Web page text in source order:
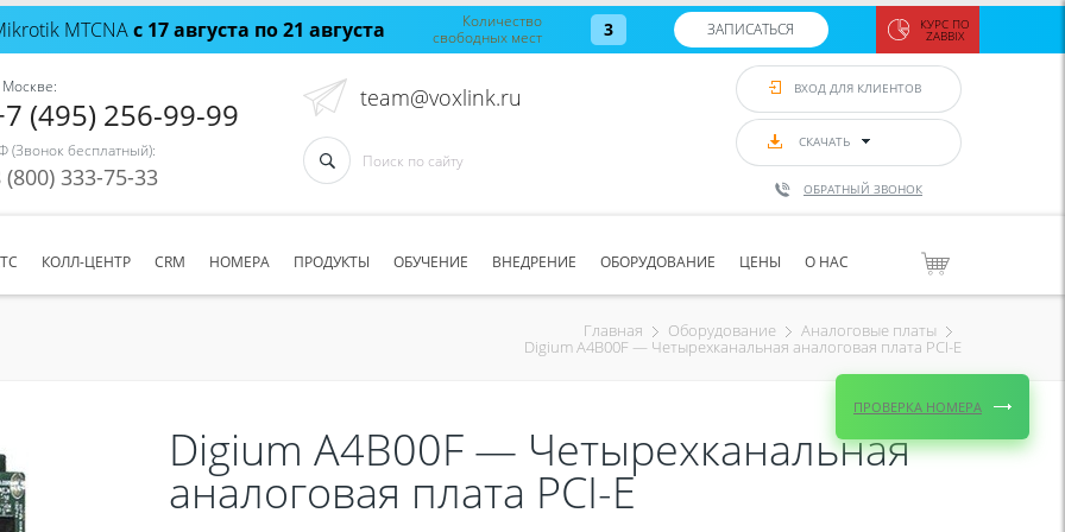
MTCNAс 17 августа по 21 августа
Количество
свободных мест
3 ЗАПИСАТЬСЯ КУРС ПО
ZABBIX
ВХОД ДЛЯ КЛИЕНТОВ
СКАЧАТЬ
ОБРАТНЫЙ ЗВОНОК
(495) 256-99-99
(Звонок бесплатный):
(800) 333-75-33
team@voxlink.ru
КОЛЛ-ЦЕНТР CRM НОМЕРА ПРОДУКТЫ ОБУЧЕНИЕ ВНЕДРЕНИЕ ОБОРУДОВАНИЕ ЦЕНЫ О НАС
Главная Оборудование Аналоговые платы
Digium A4B00F — Четырехканальная аналоговая плата PCI-E
Digium A4B00F — Четырехканальная
аналоговая плата PCI-E
ПРОВЕРКА НОМЕРА